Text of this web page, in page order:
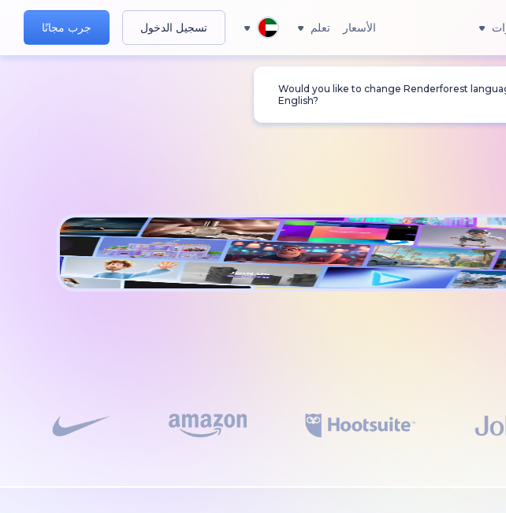
الأسعار تعلم تسجيل الدخول جرب مجانًا
Would you like to change Renderforest
English?